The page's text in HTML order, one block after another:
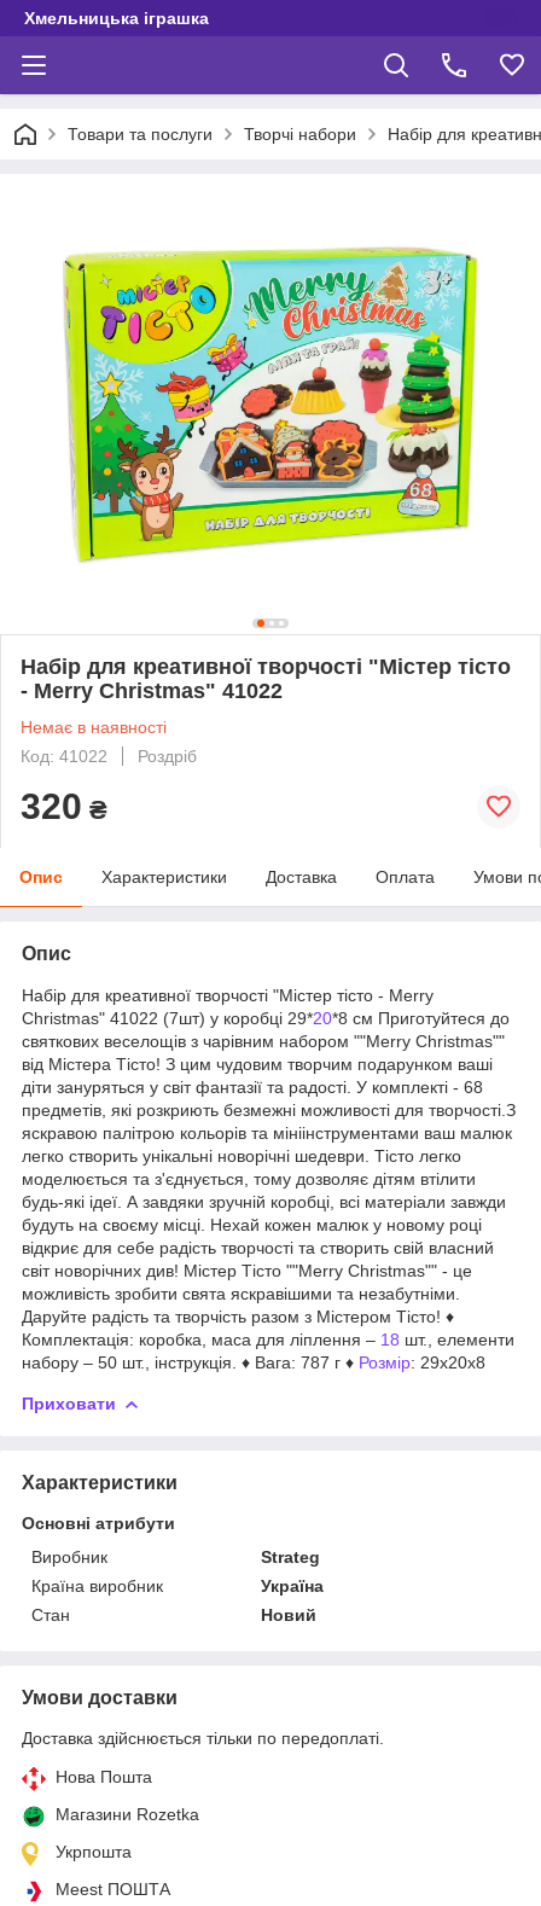
Хмельницька іграшка
Товари та послуги Творчі набори Набір для
Набір для креативної творчості "Містер тісто
- Merry Christmas" 41022
Немає в наявності
Код: 41022
Роздріб
320 ₴
Опис Характеристики Доставка Оплата Умови
Опис
Набір для креативної творчості "Містер тісто - Merry
Christmas" 41022 (7шт) у коробці 29*20*8 см Приготуйтеся до
святкових веселощів з чарівним набором ""Merry Christmas""
від Містера Тісто! З цим чудовим творчим подарунком ваші
діти зануряться у світ фантазії та радості. У комплекті - 68
предметів, які розкриють безмежні можливості для творчості.З
яскравою палітрою кольорів та мініінструментами ваш малюк
легко створить унікальні новорічні шедеври. Тісто легко
моделюється та з'єднується, тому дозволяє дітям втілити
будь-які ідеї. А завдяки зручній коробці, всі матеріали завжди
будуть на своєму місці. Нехай кожен малюк у новому році
відкриє для себе радість творчості та створить свій власний
світ новорічних див! Містер Тісто ""Merry Christmas"" - це
можливість зробити свята яскравішими та незабутніми.
Даруйте радість та творчість разом з Містером Тісто! ♦
Комплектація: коробка, маса для ліплення – 18 шт., елементи
набору – 50 шт., інструкція. ♦ Вага: 787 г ♦ Розмір: 29х20х8
Приховати
Характеристики
Основні атрибути
Виробник
Strateg
Країна виробник
Україна
Стан
Новий
Умови доставки
Доставка здійснюється тільки по передоплаті.
Нова Пошта
Магазини Rozetka
Укрпошта
Meest ПОШТА